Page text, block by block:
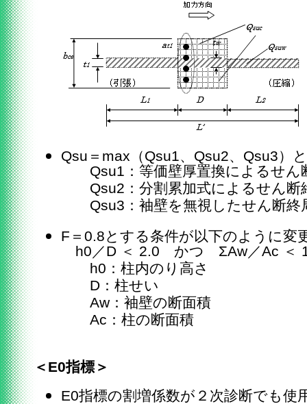
Qsu＝max（Qsu1、Qsu2、Qsu3）
Qsu1：等価壁厚置換によるせん
Qsu2：分割累加式によるせん断
Qsu3：袖壁を無視したせん断終
F＝0.8とする条件が以下のように変
h0／D ＜ 2.0 かつ ΣAw／Ac ＜
h0：柱内のり高さ
D：柱せい
Aw：袖壁の断面積
Ac：柱の断面積
＜E0指標＞
E0指標の割増係数が２次診断でも